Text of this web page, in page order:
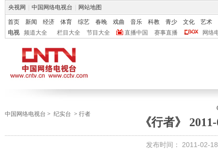
央视网 中国网络电视台 网站地图
首页 新闻 经济 体育 综艺 春晚 戏曲 音乐 科教 青少 文化
艺术
电视
频道大全 栏目大全 节目大全 直播中国 赛事直播 网络
中国网络电视台 > 纪实台 > 行者
《行者》
发布时间： 2011-02-